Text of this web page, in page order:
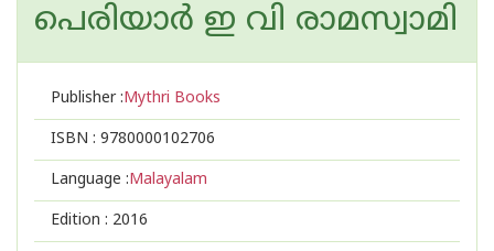
പെരിയാര്‍ ഇ വി രാമസ്വാമി
Publisher :Mythri Books
ISBN : 9780000102706
Language :Malayalam
Edition : 2016